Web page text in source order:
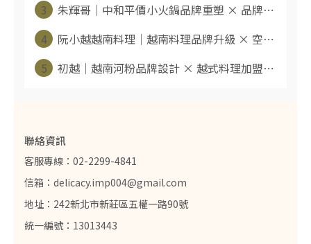
3
朱輝哥｜中和平價小火鍋品牌重塑 × 品牌⋯
4
阮小越越南料理｜越南料理品牌升級 × 空⋯
5
初越｜越南河粉品牌設計 × 越式料理加盟⋯
聯絡資訊
客服專線：02-2299-4841
信箱：delicacy.imp004@gmail.com
地址：242新北市新莊區五權一路90號
統一編號：13013443